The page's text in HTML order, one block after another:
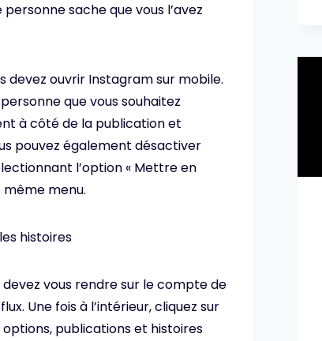
sache que vous l’avez
devez ouvrir Instagram sur mobile.
que vous souhaitez
à côté de la publication et
pouvez également désactiver
l’option « Mettre en
même menu.
devez vous rendre sur le compte de
Une fois à l’intérieur, cliquez sur
options, publications et histoires